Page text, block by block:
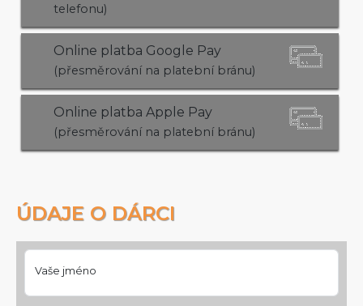
telefonu)
Online platba Google Pay
(přesměrování na platební bránu)
Online platba Apple Pay
(přesměrování na platební bránu)
ÚDAJE O DÁRCI
Vaše jméno